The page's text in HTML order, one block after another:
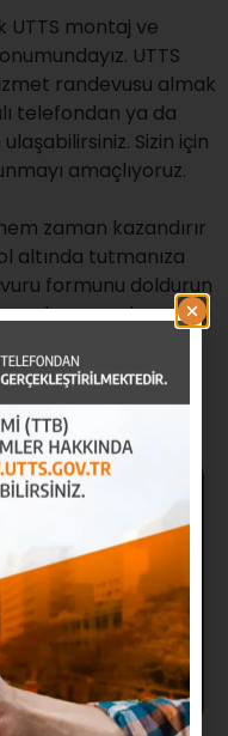
UTTS montaj ve
UTTS
randevusu almak
telefondan ya da
Sizin için
amaçlıyoruz.
zaman kazandırır
altında tutmanıza
formunu doldurun
yararlanmaya
için0850
mobil